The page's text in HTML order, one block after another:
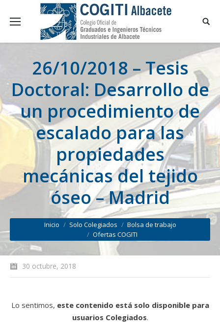
26/10/2018 – Tesis
Doctoral: Desarrollo de
un procedimiento de
escalado para las
propiedades
mecánicas del tejido
óseo – Madrid
You are here:
Inicio Solo Colegiados
Bolsa de trabajo
Ofertas COGITI
30 octubre, 2018
Lo sentimos, este contenido está solo disponible para
usuarios Colegiados.